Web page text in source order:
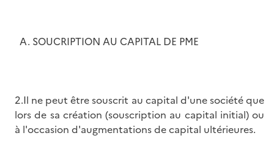
A. SOUCRIPTION AU CAPITAL DE PME
2.Il ne peut être souscrit au capital d'une société que
lors de sa création (souscription au capital initial) ou
à l'occasion d'augmentations de capital ultérieures.